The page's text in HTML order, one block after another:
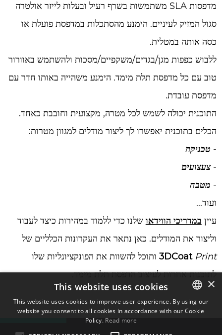
מדפסות SLA משתמשות בשרף רעיל ובעלות לייזר אולטרה
סגול המזיק לעיניים. הימנע מהסתכלות במדפסת פועלת או
כסה אותה במטלית.
ללבוש כפפות מגן/בגדים/משקפיים/מסכות ולהשתמש באוורור
טוב עם כל מדפסת תלת מימד. הימנע משהייה באותו חדר עם
מדפסת עובדת.
התוכנית יכולה לשמש לכל מטרה, מקצועית וחובבת כאחד.
הכלים בתוכנית יאפשרו לך ליצור מודלים למגוון מטרות:
- טכניקה
-צעצועים
- מטבח
ועוד...
עיין במדריכי הווידאו שלנו כדי ללמוד במהירות כיצד לעבוד
וליצור את המודלים. כאן נתאר את העקרונות הכלליים של
3DCoat Print
ותוכל להשוות את הפונקציונליות שלו
לתוכנות אחרות לעיצוב הדפסת תלת מימד.
ENGLISH
×
This website uses cookies
This website uses cookies to improve user experience. By using our
website you consent to all cookies in accordance with our Cookie
Policy. Read more